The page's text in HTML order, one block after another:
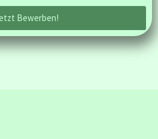
Bewerben!